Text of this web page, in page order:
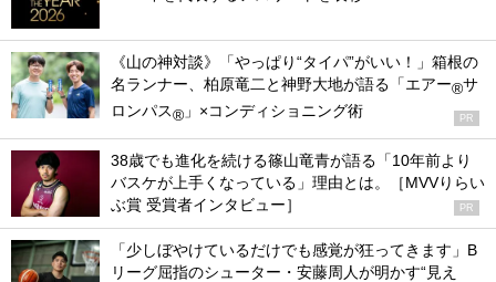
《山の神対談》「やっぱり“タイパ”がいい！」箱根の
名ランナー、柏原竜二と神野大地が語る「エアー®サ
ロンパス® 」×コンディショニング術 PR
38歳でも進化を続ける篠山竜青が語る「10年前より
バスケが上手くなっている」理由とは。［MVVりらい
ぶ賞 受賞者インタビュー］
PR
「少しぼやけているだけでも感覚が狂ってきます」B
リーグ屈指のシューター・安藤周人が明かす“見え